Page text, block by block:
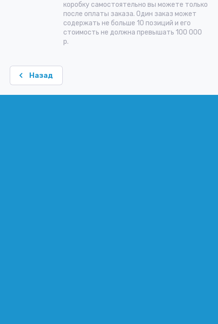
коробку самостоятельно вы можете только
после оплаты заказа. Один заказ может
содержать не больше 10 позиций и его
стоимость не должна превышать 100 000
р.
Назад